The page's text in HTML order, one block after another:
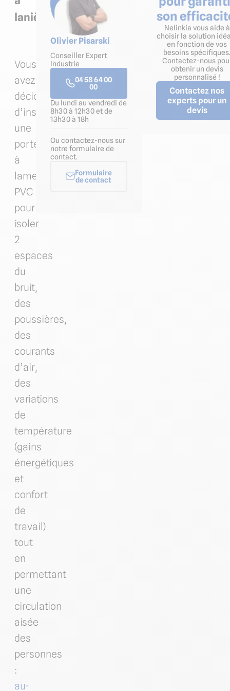
lanières
Vous
avez
décidé
d’installer
une
porte
à
lamelles
PVC
pour
isoler
2
espaces
du
bruit,
des
poussières,
des
courants
d’air,
des
variations
de
température
(gains
énergétiques
et
confort
de
travail)
tout
en
permettant
une
circulation
aisée
des
personnes
:
au-
Olivier Pisarski
Conseiller Expert
Industrie
04 58 64 00
00
Du lundi au vendredi de
8h30 à 12h30 et de
13h30 à 18h
Ou contactez-nous sur
notre formulaire de
contact.
Formulaire
de contact
son
Nelinkia vous aide à
choisir la solution
en fonction de vos
besoins spécifiques.
Contactez-nous
obtenir un devis
personnalisé !
Contactez nos
experts pour un
devis